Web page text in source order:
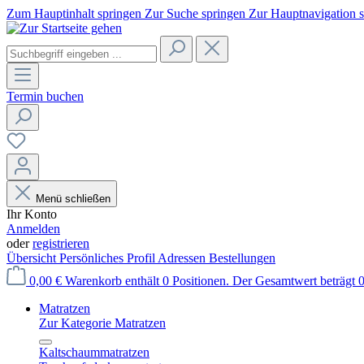
Zum Hauptinhalt springen Zur Suche springen Zur Hauptnavigation
Termin buchen
Menü schließen
Ihr Konto
Anmelden
oderregistrieren
Übersicht Persönliches Profil Adressen Bestellungen
0,00 € Warenkorb enthält 0 Positionen. Der Gesamtwert beträgt
Matratzen
Zur Kategorie Matratzen
Kaltschaummatratzen